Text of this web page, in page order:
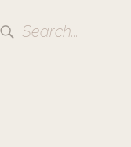
Search...